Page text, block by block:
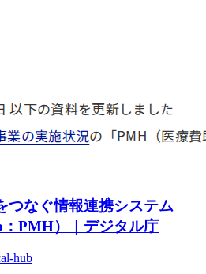
つなぐ情報連携システム
：PMH）｜デジタル庁
hub